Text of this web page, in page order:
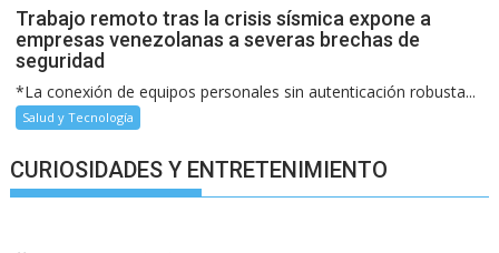
Trabajo remoto tras la crisis sísmica expone a
empresas venezolanas a severas brechas de
seguridad
*La conexión de equipos personales sin autenticación robusta...
Salud y Tecnología
CURIOSIDADES Y ENTRETENIMIENTO